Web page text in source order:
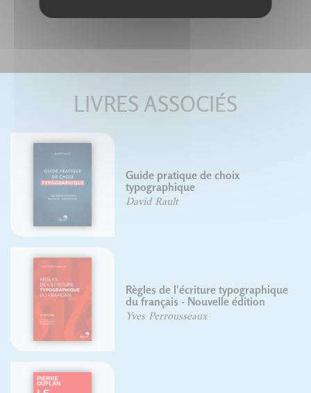
LIVRES ASSOCIÉS
Guide pratique de choix
typographique
David Rault
Règles de l'écriture typographique
du français - Nouvelle édition
Yves Perrousseaux